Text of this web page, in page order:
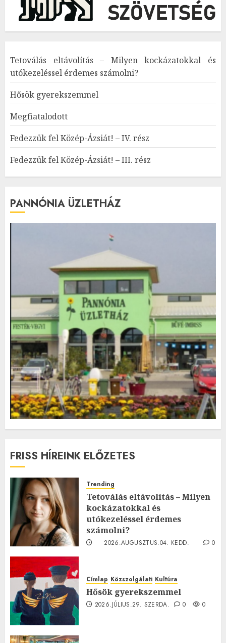
Tetoválás eltávolítás – Milyen kockázatokkal és
utókezeléssel érdemes számolni?
Hősök gyerekszemmel
Megfiatalodott
Fedezzük fel Közép-Ázsiát! – IV. rész
Fedezzük fel Közép-Ázsiát! – III. rész
PANNÓNIA ÜZLETHÁZ
FRISS HÍREINK ELŐZETES
Trending
Tetoválás eltávolítás – Milyen
kockázatokkal és
utókezeléssel érdemes
számolni?
2026.AUGUSZTUS.04. KEDD.
0
Címlap Közszolgálati Kultúra
Hősök gyerekszemmel
2026.JÚLIUS.29. SZERDA. 0 0